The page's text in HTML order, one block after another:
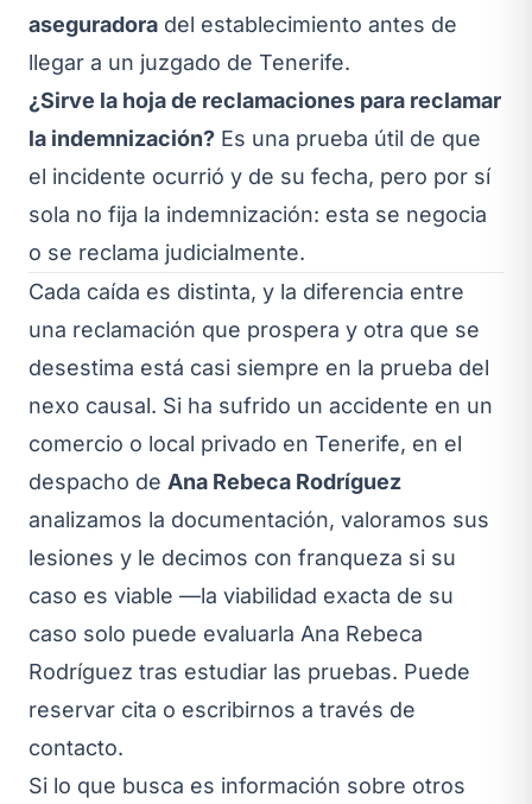
aseguradora del establecimiento antes de
llegar a un juzgado de Tenerife.
¿Sirve la hoja de reclamaciones para reclamar
la indemnización? Es una prueba útil de que
el incidente ocurrió y de su fecha, pero por sí
sola no fija la indemnización: esta se negocia
o se reclama judicialmente.
Cada caída es distinta, y la diferencia entre
una reclamación que prospera y otra que se
desestima está casi siempre en la prueba del
nexo causal. Si ha sufrido un accidente en un
comercio o local privado en Tenerife, en el
despacho de Ana Rebeca Rodríguez
analizamos la documentación, valoramos sus
lesiones y le decimos con franqueza si su
caso es viable —la viabilidad exacta de su
caso solo puede evaluarla Ana Rebeca
Rodríguez tras estudiar las pruebas. Puede
reservar cita o escribirnos a través de
contacto.
Si lo que busca es información sobre otros